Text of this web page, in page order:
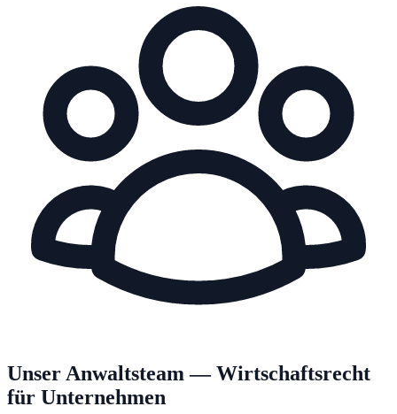
Unser Anwaltsteam — Wirtschaftsrecht
für Unternehmen